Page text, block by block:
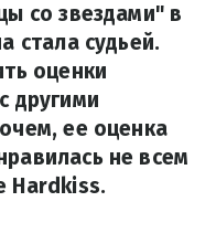
со звездами" в
стала судьей.
оценки
другими
ее оценка
не всем
Hardkiss.